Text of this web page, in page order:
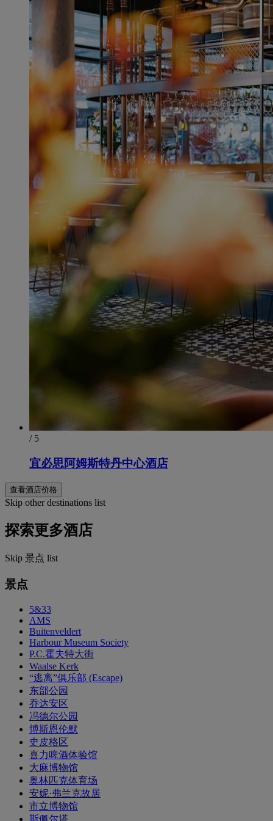
/ 5
宜必思阿姆斯特丹中心酒店
查看酒店价格
Skip other destinations list
探索更多酒店
Skip 景点 list
景点
5&33
AMS
Buitenveldert
Harbour Museum Society
P.C.霍夫特大街
Waalse Kerk
“逃离”俱乐部 (Escape)
东部公园
乔达安区
冯德尔公园
博斯恩伦默
史皮格区
喜力啤酒体验馆
大麻博物馆
奥林匹克体育场
安妮·弗兰克故居
市立博物馆
斯佩尔塔